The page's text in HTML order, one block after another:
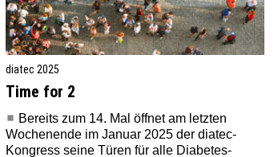
diatec 2025
Time for 2
Bereits zum 14. Mal öffnet am letzten
Wochenende im Januar 2025 der diatec-
Kongress seine Türen für alle Diabetes-